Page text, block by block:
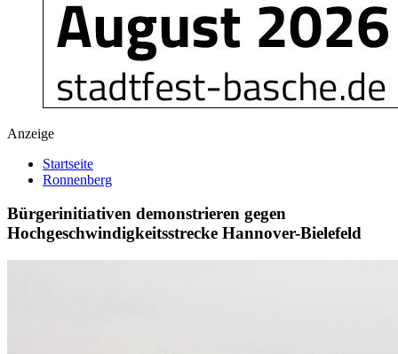
Anzeige
Startseite
Ronnenberg
Bürgerinitiativen demonstrieren gegen
Hochgeschwindigkeitsstrecke Hannover-Bielefeld